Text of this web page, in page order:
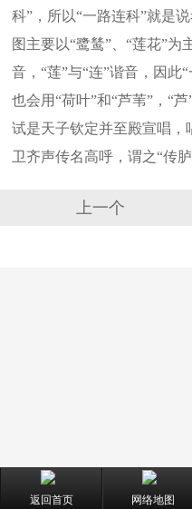
科”，所以“一路连科”就是
图主要以“鹭鸶”、“莲花”为
音，“莲”与“连”谐音，因此
也会用“荷叶”和“芦苇”，“
试是天子钦定并至殿宣唱
卫齐声传名高呼，谓之“传
上一个
返回首页 网络地图